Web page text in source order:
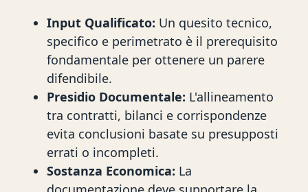
Input Qualificato: Un quesito tecnico,
specifico e perimetrato è il prerequisito
fondamentale per ottenere un parere
difendibile.
Presidio Documentale: L'allineamento
tra contratti, bilanci e corrispondenze
evita conclusioni basate su presupposti
errati o incompleti.
Sostanza Economica: La